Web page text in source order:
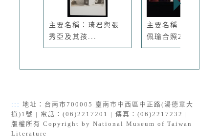
主要名稱：琦君與張
秀亞及其孩...
主要名稱：琦君與鄧
佩瑜合照2
::: 地址：台南市700005 臺南市中西區中正路(湯德章大
道)1號 | 電話：(06)2217201 | 傳真：(06)2217232 |
版權所有 Copyright by National Museum of Taiwan
Literature